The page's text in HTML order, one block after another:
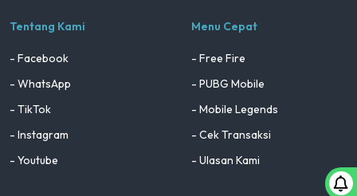
Tentang Kami
- Facebook
- WhatsApp
- TikTok
- Instagram
- Youtube
Menu Cepat
- Free Fire
- PUBG Mobile
- Mobile Legends
- Cek Transaksi
- Ulasan Kami